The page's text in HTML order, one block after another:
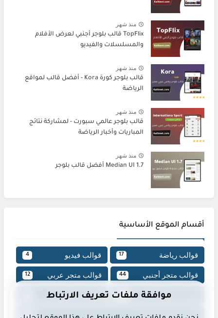
موافقة ملفات تعريف الارتباط
منذ شهر
TopFlix قالب بلوجر أجنبي لعرض الأفلام
والمسلسلات والفيديو
منذ شهر
قالب بلوجر كورة Kora - أفضل قالب لمواقع
الرياضة
منذ شهر
قالب بلوجر عالمي سبورت - لمشاركة نتائج
المباريات وأخبار الرياضة
منذ شهر
Median UI 1.7 أفضل قالب بلوجر
أقسام الموقع الأساسية
قوالب رياضة 17 قوالب فيديو 4
قوالب متجر أجنبي 44 قوالب متجر عربي 12
قوالب مجلة أجنبي 127 قوالب مجلة عربي
قوالب ملفات أجنبي 18